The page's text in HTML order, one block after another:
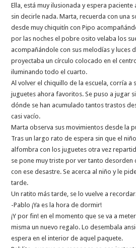
Ella, está muy ilusionada y espera paciente
sin decirle nada. Marta, recuerda con una
desde muy chiquitín con Pipo
por las noches el pobre osito velaba los
acompañándole con sus melodías y luces
proyectaba un círculo colocado en el
iluminando todo el cuarto.
Al volver el chiquillo de la escuela, corría a
juguetes ahora favoritos. Se puso a jugar
dónde se han acumulado tantos trastos
casi vacío.
Marta observa sus movimientos desde la
Tras un largo rato de espera sin que el
alfombra con los juguetes otra vez
se pone muy triste por ver tanto desorden
con ese desastre. Se acerca al niño y le
tarde.
Un ratito más tarde, se lo vuelve a
-Pablo ¡Ya es la hora de dormir!
¡Y por fin! en el momento que se va a
misma un nuevo regalo. Lo desembala
espera en el interior de aquel paquete.